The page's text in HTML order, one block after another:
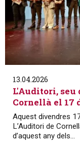
13.04.2026
L'Auditori, seu
Cornellà el 17
Aquest divendres
L’Auditori de
d’aquest any dels...